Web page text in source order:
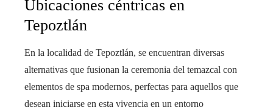
Ubicaciones céntricas en
Tepoztlán
En la localidad de Tepoztlán, se encuentran diversas
alternativas que fusionan la ceremonia del temazcal con
elementos de spa modernos, perfectas para aquellos que
desean iniciarse en esta vivencia en un entorno